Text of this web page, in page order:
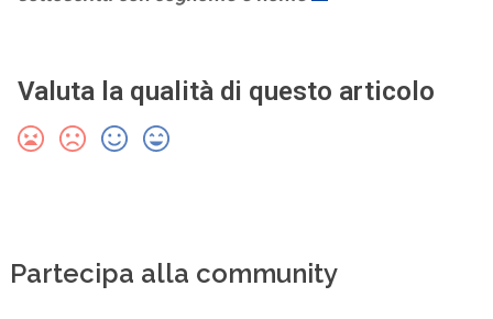
Valuta la qualità di questo articolo
Partecipa alla community